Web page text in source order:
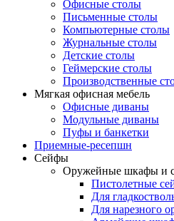
Офисные столы
Письменные столы
Компьютерные столы
Журнальные столы
Детские столы
Геймерские столы
Производственные
Мягкая офисная мебель
Офисные диваны
Модульные диваны
Пуфы и банкетки
Приемные-ресепшн
Сейфы
Оружейные шкафы и
Пистолетные
Для
Для нарезного